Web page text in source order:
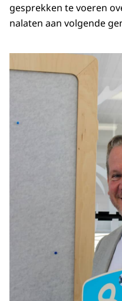
gesprekken te voeren
nalaten aan volgende